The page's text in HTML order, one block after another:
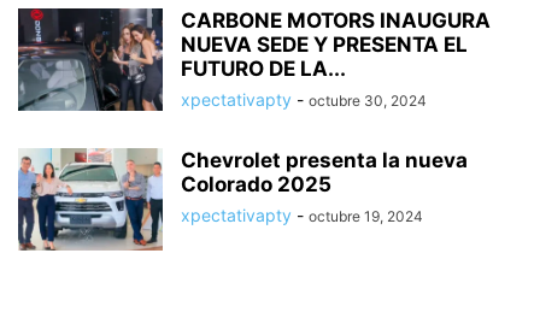
CARBONE MOTORS INAUGURA
NUEVA SEDE Y PRESENTA EL
FUTURO DE LA...
xpectativapty - octubre 30, 2024
Chevrolet presenta la nueva
Colorado 2025
xpectativapty - octubre 19, 2024